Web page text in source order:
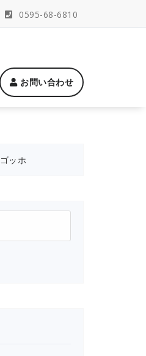
0595-68-6810
お問い合わせ
ゴッホ